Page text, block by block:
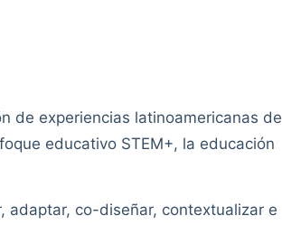
de experiencias latinoamericanas de
educativo STEM+, la educación
adaptar, co-diseñar, contextualizar e